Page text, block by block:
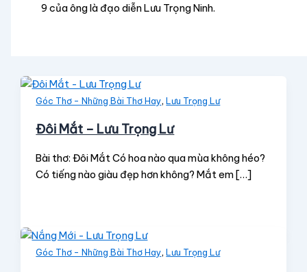
9 của ông là đạo diễn Lưu Trọng Ninh.
Góc Thơ - Những Bài Thơ Hay,Lưu Trọng Lư
Đôi Mắt – Lưu Trọng Lư
Bài thơ: Đôi Mắt Có hoa nào qua mùa không héo?
Có tiếng nào giàu đẹp hơn không? Mắt em […]
Góc Thơ - Những Bài Thơ Hay,Lưu Trọng Lư